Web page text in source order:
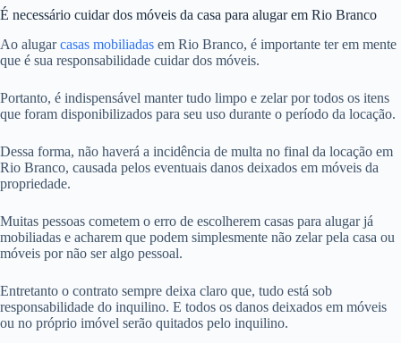
É necessário cuidar dos móveis da casa para alugar em Rio Branco
Ao alugarcasas mobiliadas em Rio Branco, é importante ter em mente
que é sua responsabilidade cuidar dos móveis.
Portanto, é indispensável manter tudo limpo e zelar por todos os itens
que foram disponibilizados para seu uso durante o período da locação.
Dessa forma, não haverá a incidência de multa no final da locação em
Rio Branco, causada pelos eventuais danos deixados em móveis da
propriedade.
Muitas pessoas cometem o erro de escolherem casas para alugar já
mobiliadas e acharem que podem simplesmente não zelar pela casa ou
móveis por não ser algo pessoal.
Entretanto o contrato sempre deixa claro que, tudo está sob
responsabilidade do inquilino. E todos os danos deixados em móveis
ou no próprio imóvel serão quitados pelo inquilino.